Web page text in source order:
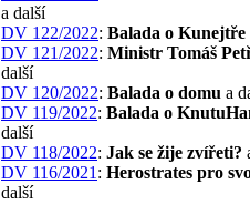
a další
DV 122/2022: Balada o Kunejtře
DV 121/2022: Ministr Tomáš
další
DV 120/2022: Balada o domu a
DV 119/2022: Balada o
další
DV 118/2022: Jak se žije zvířeti?
DV 116/2021 : Herostrates pro
další